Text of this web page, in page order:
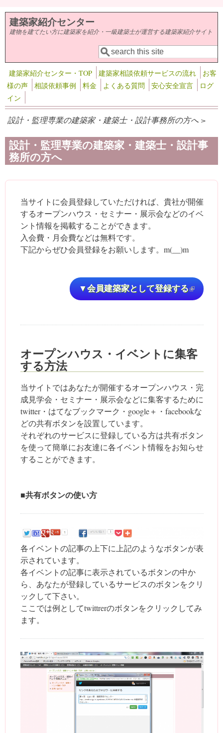
メインコンテンツに移動
建築家紹介センター
建物を建てたい方に建築家を紹介・一級建築士が運営する建築家紹介サイト
検索フォーム
検索
建築家紹介センター・TOP 建築家相談依頼サービスの流れ
お客
様の声
相談依頼事例 料金 よくある質問 安心安全宣言
ログ
イン
設計・監理専業の建築家・建築士・設計事務所の方へ >
設計・監理専業の建築家・建築士・設計事
務所の方へ
当サイトに会員登録していただければ、貴社が開催
するオープンハウス・セミナー・展示会などのイベ
ント情報を掲載することができます。
入会費・月会費などは無料です。
下記からぜひ会員登録をお願いします。m(__)m
▼会員建築家として登録する
(link is
external)
オープンハウス・イベントに集客
する方法
当サイトではあなたが開催するオープンハウス・完
成見学会・セミナー・展示会などに集客するために
twitter・はてなブックマーク・google＋・facebookな
どの共有ボタンを設置しています。
それぞれのサービスに登録している方は共有ボタン
を使って簡単にお友達に各イベント情報をお知らせ
することができます。
■共有ボタンの使い方
各イベントの記事の上下に上記のようなボタンが表
示されています。
各イベントの記事に表示されているボタンの中か
ら、あなたが登録しているサービスのボタンをクリ
ックして下さい。
ここでは例としてtwittrerのボタンをクリックしてみ
ます。